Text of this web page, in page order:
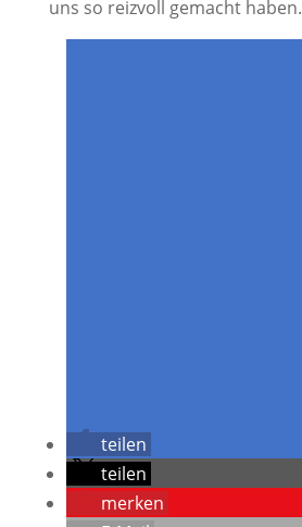
uns so reizvoll gemacht haben.
teilen
teilen
merken